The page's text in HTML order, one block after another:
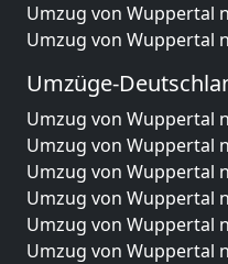
Umzug von Wuppertal
Umzug von Wuppertal
Umzüge-
Umzug von Wuppertal
Umzug von Wuppertal
Umzug von Wuppertal
Umzug von Wuppertal
Umzug von Wuppertal
Umzug von Wuppertal